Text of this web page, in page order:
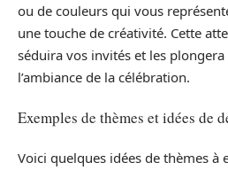
ou de couleurs qui vous
une touche de créativité. Cette
séduira vos invités et les
l’ambiance de la célébration.
Exemples de thèmes et idées de
Voici quelques idées de thèmes à